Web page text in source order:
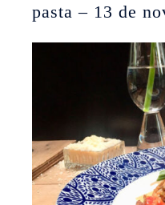
pasta – 13 de